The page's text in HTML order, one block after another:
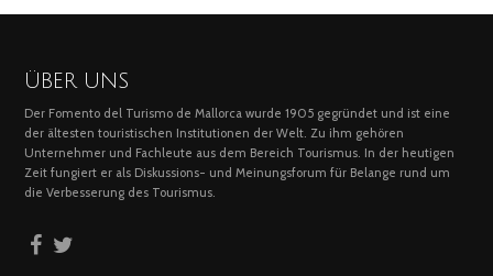
ÜBER UNS
Der Fomento del Turismo de Mallorca wurde 1905 gegründet und ist eine
der ältesten touristischen Institutionen der Welt. Zu ihm gehören
Unternehmer und Fachleute aus dem Bereich Tourismus. In der heutigen
Zeit fungiert er als Diskussions- und Meinungsforum für Belange rund um
die Verbesserung des Tourismus.